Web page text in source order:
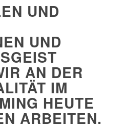
UND
UND
AN DER
IM
HEUTE
ARBEITEN.